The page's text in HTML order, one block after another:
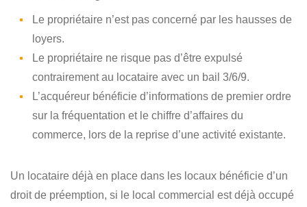
Le propriétaire n’est pas concerné par les hausses de
loyers.
Le propriétaire ne risque pas d’être expulsé
contrairement au locataire avec un bail 3/6/9.
L’acquéreur bénéficie d’informations de premier ordre
sur la fréquentation et le chiffre d’affaires du
commerce, lors de la reprise d’une activité existante.
Un locataire déjà en place dans les locaux bénéficie d’un
droit de préemption, si le local commercial est déjà occupé